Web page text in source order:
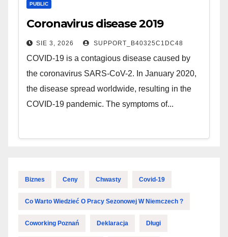
PUBLIC
Coronavirus disease 2019
SIE 3, 2026 SUPPORT_B40325C1DC48
COVID-19 is a contagious disease caused by
the coronavirus SARS-CoV-2. In January 2020,
the disease spread worldwide, resulting in the
COVID-19 pandemic. The symptoms of...
Biznes Ceny Chwasty Covid-19
Co Warto Wiedzieć O Pracy Sezonowej W Niemczech ?
Coworking Poznań Deklaracja Długi